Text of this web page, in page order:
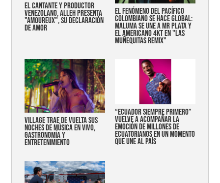
EL CANTANTE Y PRODUCTOR
VENEZOLANO, ALLEH PRESENTA
"AMOUREUX", SU DECLARACIÓN
DE AMOR
EL FENÓMENO DEL PACÍFICO
COLOMBIANO SE HACE GLOBAL:
MALUMA SE UNE A MR PLATA Y
EL AMERICANO 4KT EN "LAS
MUÑEQUITAS REMIX"
Village trae de vuelta sus
noches de música en vivo,
gastronomía y
entretenimiento
“Ecuador siempre primero”
vuelve a acompañar la
emoción de millones de
ecuatorianos en un momento
que une al país